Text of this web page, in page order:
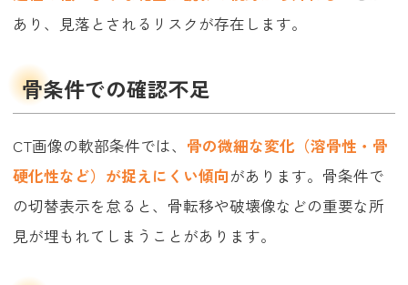
あり、見落とされるリスクが存在します。
骨条件での確認不足
CT画像の軟部条件では、 骨の微細な変化（溶骨性・骨
硬化性など）が捉えにくい傾向があります。骨条件で
の切替表示を怠ると、骨転移や破壊像などの重要な所
見が埋もれてしまうことがあります。